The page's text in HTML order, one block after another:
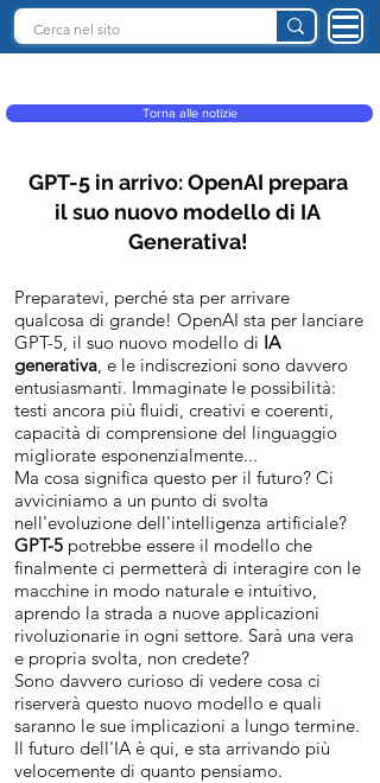
Torna alle notizie
GPT-5 in arrivo: OpenAI prepara
il suo nuovo modello di IA
Generativa!
Preparatevi, perché sta per arrivare
qualcosa di grande! OpenAI sta per lanciare
GPT-5, il suo nuovo modello di IA
generativa, e le indiscrezioni sono davvero
entusiasmanti. Immaginate le possibilità:
testi ancora più fluidi, creativi e coerenti,
capacità di comprensione del linguaggio
migliorate esponenzialmente...
Ma cosa significa questo per il futuro? Ci
avviciniamo a un punto di svolta
nell'evoluzione dell'intelligenza artificiale?
GPT-5 potrebbe essere il modello che
finalmente ci permetterà di interagire con le
macchine in modo naturale e intuitivo,
aprendo la strada a nuove applicazioni
rivoluzionarie in ogni settore. Sarà una vera
e propria svolta, non credete?
Sono davvero curioso di vedere cosa ci
riserverà questo nuovo modello e quali
saranno le sue implicazioni a lungo termine.
Il futuro dell'IA è qui, e sta arrivando più
velocemente di quanto pensiamo.